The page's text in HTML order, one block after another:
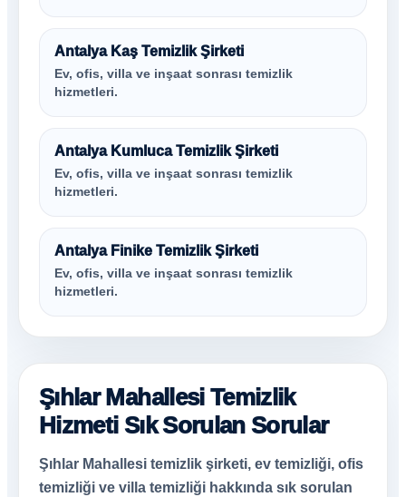
Antalya Kaş Temizlik Şirketi
Ev, ofis, villa ve inşaat sonrası temizlik
hizmetleri.
Antalya Kumluca Temizlik Şirketi
Ev, ofis, villa ve inşaat sonrası temizlik
hizmetleri.
Antalya Finike Temizlik Şirketi
Ev, ofis, villa ve inşaat sonrası temizlik
hizmetleri.
Şıhlar Mahallesi Temizlik
Hizmeti Sık Sorulan Sorular
Şıhlar Mahallesi temizlik şirketi, ev temizliği, ofis
temizliği ve villa temizliği hakkında sık sorulan